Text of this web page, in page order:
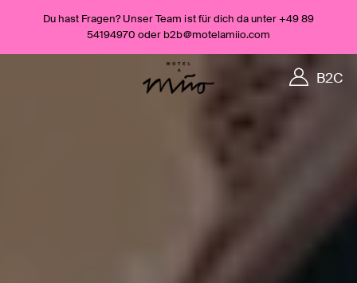
Du hast Fragen? Unser Team ist für dich da unter +49 89
54194970 oder b2b@motelamiio.com
B2C